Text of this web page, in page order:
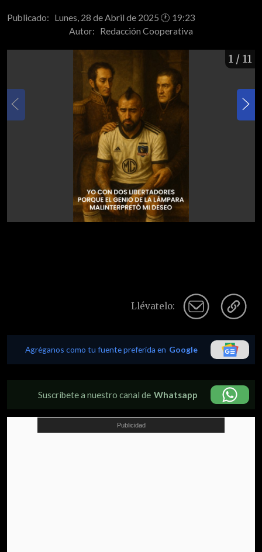
Publicado: Lunes, 28 de Abril de 2025 🕐 19:23
Autor: Redacción Cooperativa
1 / 11
Llévatelo:
Agréganos como tu fuente preferida en Google
Suscríbete a nuestro canal de Whatsapp